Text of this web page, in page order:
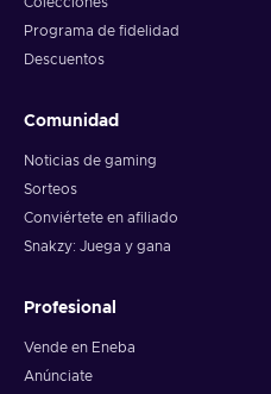
Programa de fidelidad
Descuentos
Comunidad
Noticias de gaming
Sorteos
Conviértete en afiliado
Snakzy: Juega y gana
Profesional
Vende en Eneba
Anúnciate